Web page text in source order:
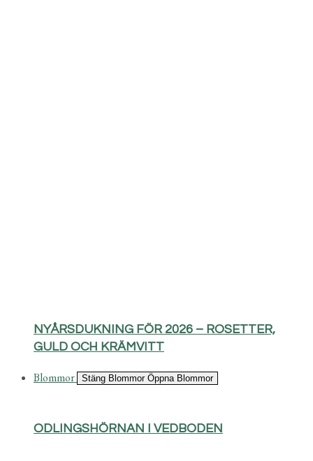
NYÅRSDUKNING FÖR 2026 – ROSETTER,
GULD OCH KRÄMVITT
Blommor Stäng Blommor Öppna Blommor
ODLINGSHÖRNAN I VEDBODEN